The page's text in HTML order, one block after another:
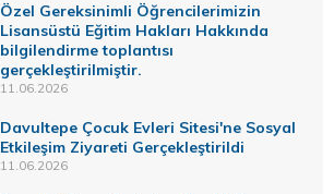
Özel Gereksinimli Öğrencilerimizin
Lisansüstü Eğitim Hakları Hakkında
bilgilendirme toplantısı
gerçekleştirilmiştir.
11.06.2026
Davultepe Çocuk Evleri Sitesi'ne Sosyal
Etkileşim Ziyareti Gerçekleştirildi
11.06.2026